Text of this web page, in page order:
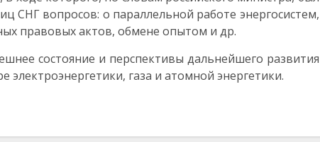
СНГ вопросов: о параллельной работе энергосистем,
правовых актов, обмене опытом и др.
состояние и перспективы дальнейшего развития
электроэнергетики, газа и атомной энергетики.